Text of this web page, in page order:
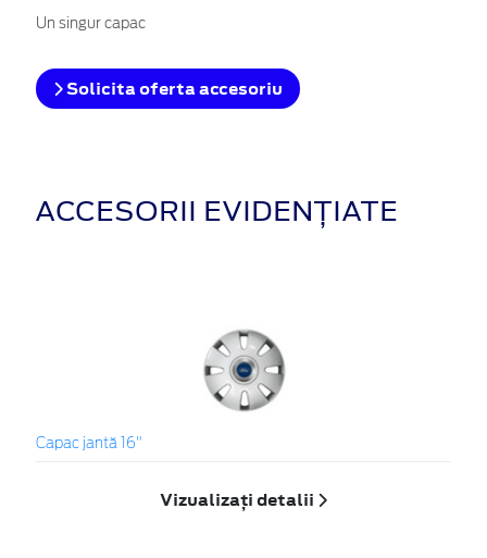
Un singur capac
Solicita oferta accesoriu
ACCESORII EVIDENȚIATE
Capac jantă 16"
Vizualizați detalii